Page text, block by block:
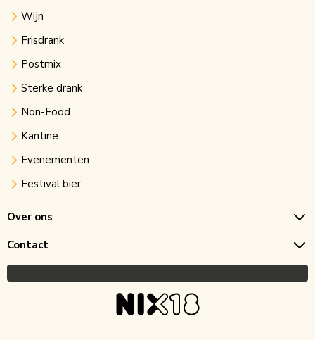
Wijn
Frisdrank
Postmix
Sterke drank
Non-Food
Kantine
Evenementen
Festival bier
Over ons
Contact